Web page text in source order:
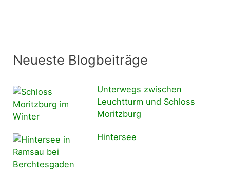
Neueste Blogbeiträge
Unterwegs zwischen
Leuchtturm und Schloss
Moritzburg
Hintersee